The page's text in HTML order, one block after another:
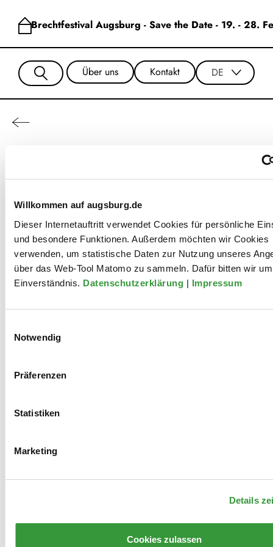
Willkommen auf augsburg.de
Dieser Internetauftritt verwendet Cookies für persönliche
und besondere Funktionen. Außerdem möchten wir Cookies
verwenden, um statistische Daten zur Nutzung unseres
über das Web-Tool Matomo zu sammeln. Dafür bitten wir
Einverständnis. Datenschutzerklärung | Impressum
Notwendig
Präferenzen
Statistiken
Marketing
Details
Cookies zulassen
Brechtfestival Augsburg - Save the Date - 19. - 28.
Über uns Kontakt DE
Susanne Lotter